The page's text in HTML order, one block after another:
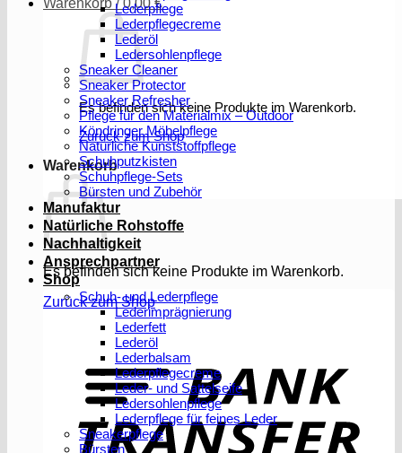
Warenkorb /0,00€
Es befinden sich keine Produkte im Warenkorb.
Zurück zum Shop
Warenkorb
Es befinden sich keine Produkte im Warenkorb.
Zurück zum Shop
Lederpflege
Lederpflegecreme
Lederöl
Ledersohlenpflege
Sneaker Cleaner
Sneaker Protector
Sneaker Refresher
Pflege für den Materialmix – Outdoor
Köndringer Möbelpflege
Natürliche Kunststoffpflege
Schuhputzkisten
Schuhpflege-Sets
Bürsten und Zubehör
Manufaktur
Natürliche Rohstoffe
Nachhaltigkeit
Ansprechpartner
Shop
Schuh- und Lederpflege
Lederimprägnierung
Lederfett
Lederöl
Lederbalsam
Lederpflegecreme
Leder- und Sattelseife
Ledersohlenpflege
Lederpflege für feines Leder
Sneakerpflege
Bürsten